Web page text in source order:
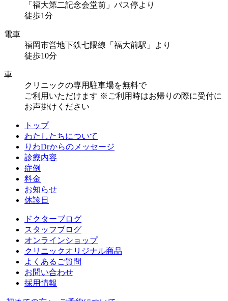
「福大第二記念会堂前」バス停より
徒歩1分
電車
福岡市営地下鉄七隈線「福大前駅」より
徒歩10分
車
クリニックの専用駐車場を無料で
ご利用いただけます ※ご利用時はお帰りの際に受付に
お声掛けください
トップ
わたしたちについて
りわDrからのメッセージ
診療内容
症例
料金
お知らせ
休診日
ドクターブログ
スタッフブログ
オンラインショップ
クリニックオリジナル商品
よくあるご質問
お問い合わせ
採用情報